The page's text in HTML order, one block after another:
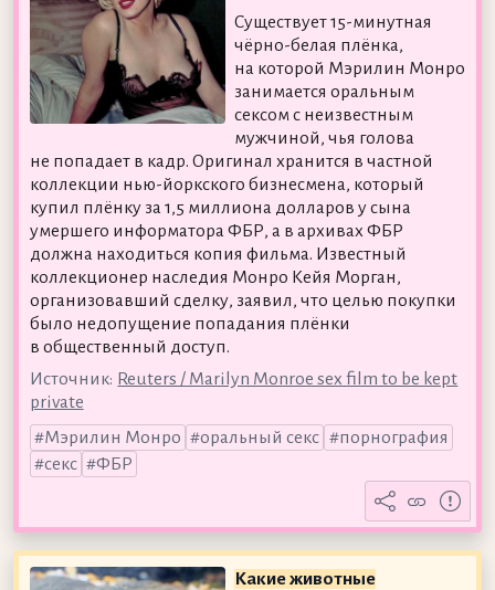
Существует 15-минутная
чёрно-белая плёнка,
на которой Мэрилин Монро
занимается оральным
сексом с неизвестным
мужчиной, чья голова
не попадает в кадр. Оригинал хранится в частной
коллекции нью-йоркского бизнесмена, который
купил плёнку за 1,5 миллиона долларов у сына
умершего информатора ФБР, а в архивах ФБР
должна находиться копия фильма. Известный
коллекционер наследия Монро Кейя Морган,
организовавший сделку, заявил, что целью покупки
было недопущение попадания плёнки
в общественный доступ.
Источник: Reuters / Marilyn Monroe sex film to be kept
private
Мэрилин Монро
оральный секс
порнография
секс
ФБР
Какие животные